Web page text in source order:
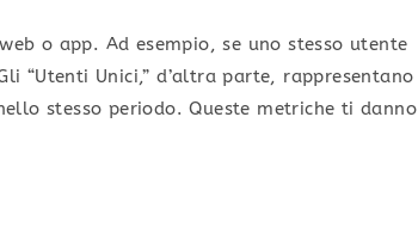
o app. Ad esempio, se uno stesso utente
“Utenti Unici,” d’altra parte, rappresentano
stesso periodo. Queste metriche ti danno